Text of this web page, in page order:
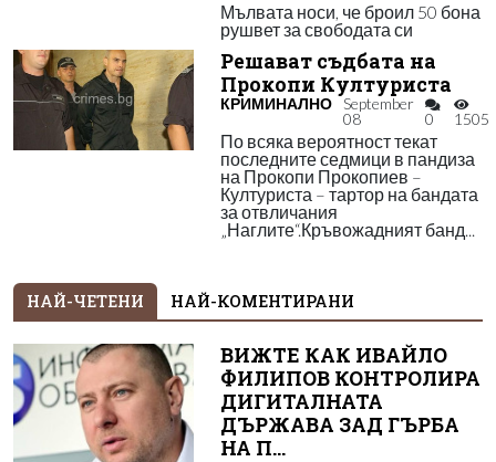
Мълвата носи, че броил 50 бона
рушвет за свободата си
Решават съдбата на
Прокопи Културиста
КРИМИНАЛНО
September
08
0 1505
По всяка вероятност текат
последните седмици в пандиза
на Прокопи Прокопиев –
Културиста – тартор на бандата
за отвличания
„Наглите“.Кръвожадният банд...
НАЙ-ЧЕТЕНИ НАЙ-КОМЕНТИРАНИ
ВИЖТЕ КАК ИВАЙЛО
ФИЛИПОВ КОНТРОЛИРА
ДИГИТАЛНАТА
ДЪРЖАВА ЗАД ГЪРБА
НА П...